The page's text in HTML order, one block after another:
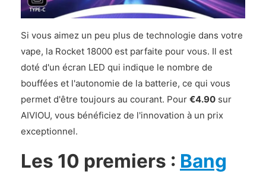
Si vous aimez un peu plus de technologie dans votre
vape, la Rocket 18000 est parfaite pour vous. Il est
doté d'un écran LED qui indique le nombre de
bouffées et l'autonomie de la batterie, ce qui vous
permet d'être toujours au courant. Pour €4.90 sur
AIVIOU, vous bénéficiez de l'innovation à un prix
exceptionnel.
Les 10 premiers : Bang